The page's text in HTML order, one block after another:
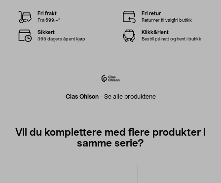
Clas Ohlson- Se alle produktene
Fri frakt
Fra 599,–*
Fri retur
Returner til valgfri butikk
Sikkert
365 dagers åpent kjøp
Klikk&Hent
Bestill på nett og hent i butikk
Vil du komplettere med flere produkter i
samme serie?